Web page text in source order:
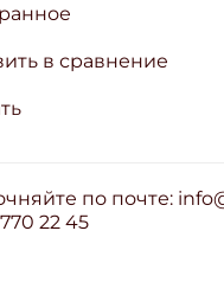
в сравнение
по почте:
22 45